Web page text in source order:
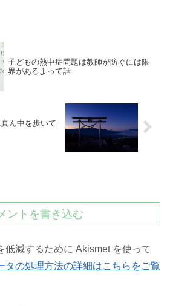
子どもの熱中症問題は教師が防ぐには限
界があるよって話
真ん中を歩いて
ントを書き込む
低減するために Akismet を使って
タの処理方法の詳細はこちらをご覧